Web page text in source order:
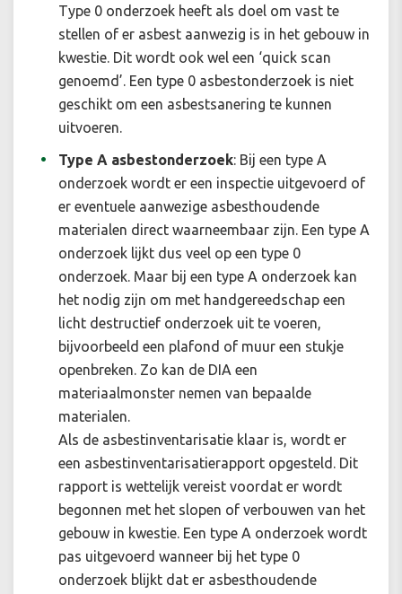
Type 0 onderzoek heeft als doel om vast te
stellen of er asbest aanwezig is in het gebouw in
kwestie. Dit wordt ook wel een ‘quick scan
genoemd’. Een type 0 asbestonderzoek is niet
geschikt om een asbestsanering te kunnen
uitvoeren.
Type A asbestonderzoek: Bij een type A
onderzoek wordt er een inspectie uitgevoerd of
er eventuele aanwezige asbesthoudende
materialen direct waarneembaar zijn. Een type A
onderzoek lijkt dus veel op een type 0
onderzoek. Maar bij een type A onderzoek kan
het nodig zijn om met handgereedschap een
licht destructief onderzoek uit te voeren,
bijvoorbeeld een plafond of muur een stukje
openbreken. Zo kan de DIA een
materiaalmonster nemen van bepaalde
materialen.
Als de asbestinventarisatie klaar is, wordt er
een asbestinventarisatierapport opgesteld. Dit
rapport is wettelijk vereist voordat er wordt
begonnen met het slopen of verbouwen van het
gebouw in kwestie. Een type A onderzoek wordt
pas uitgevoerd wanneer bij het type 0
onderzoek blijkt dat er asbesthoudende